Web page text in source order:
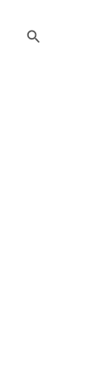
搜